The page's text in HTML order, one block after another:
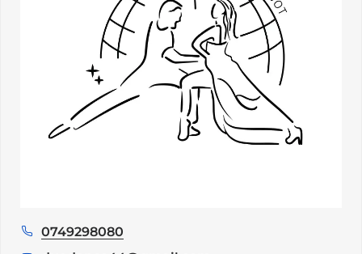
Téléphone
0749298080